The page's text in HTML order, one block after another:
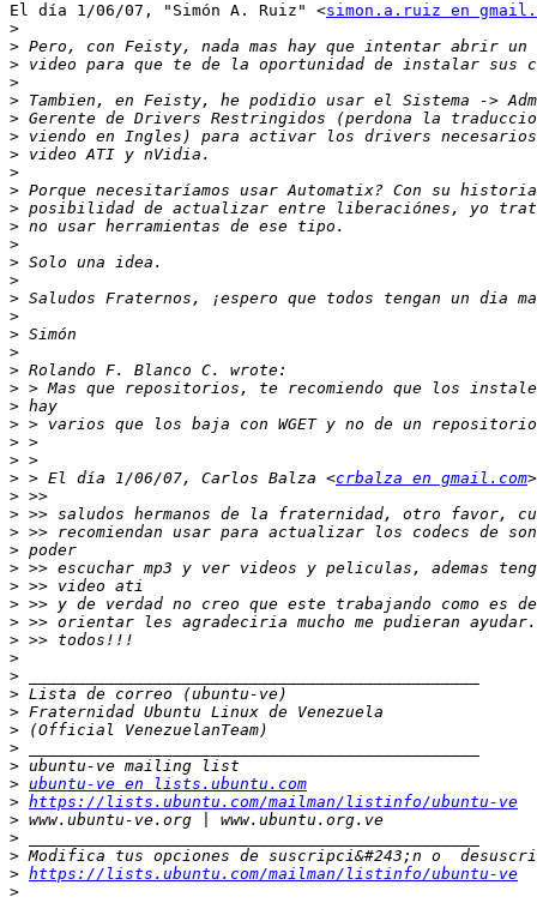
El día 1/06/07, "Simón A. Ruiz" <simon.a.ruiz en
>
>
>
>
>
>
>
>
>
>
>
>
>
>
>
>
>
>
>
>
>
>
>
>
>
> > El día 1/06/07, Carlos Balza <crbalza en gmail.com
>
>
>
>
>
>
>
>
>
>
>
>
>
>
>
>
> ubuntu-ve en lists.ubuntu.com
> https://lists.ubuntu.com/mailman/listinfo/ubuntu-ve
>
>
>
> https://lists.ubuntu.com/mailman/listinfo/ubuntu-ve
>